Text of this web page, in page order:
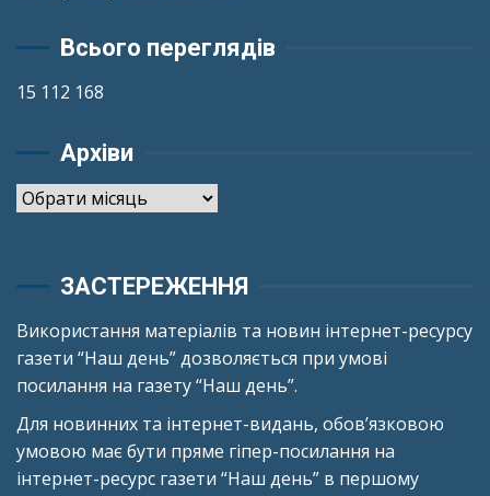
Всього переглядів
15 112 168
Архіви
Архіви
ЗАСТЕРЕЖЕННЯ
Використання матеріалів та новин інтернет-ресурсу
газети “Наш день” дозволяється при умові
посилання на газету “Наш день”.
Для новинних та інтернет-видань, обов’язковою
умовою має бути пряме гіпер-посилання на
інтернет-ресурс газети “Наш день” в першому